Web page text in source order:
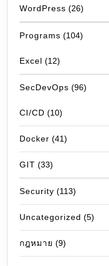
WordPress (26)
Programs (104)
Excel (12)
SecDevOps (96)
CI/CD (10)
Docker (41)
GIT (33)
Security (113)
Uncategorized (5)
กฎหมาย (9)